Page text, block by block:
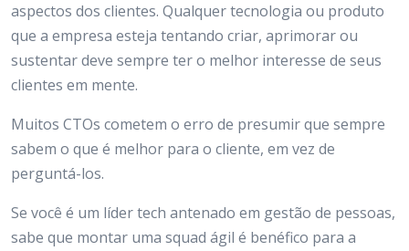
aspectos dos clientes. Qualquer tecnologia ou produto
que a empresa esteja tentando criar, aprimorar ou
sustentar deve sempre ter o melhor interesse de seus
clientes em mente.
Muitos CTOs cometem o erro de presumir que sempre
sabem o que é melhor para o cliente, em vez de
perguntá-los.
Se você é um líder tech antenado em gestão de pessoas,
sabe que montar uma squad ágil é benéfico para a